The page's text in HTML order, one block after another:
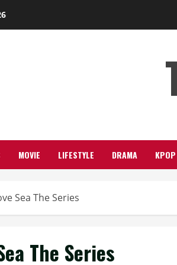
MOVIE LIFESTYLE DRAMA KPOP
Sea The Series
The Series